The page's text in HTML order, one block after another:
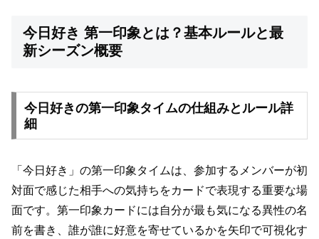
今日好き 第一印象とは？基本ルールと最
新シーズン概要
今日好きの第一印象タイムの仕組みとルール詳
細
「今日好き」の第一印象タイムは、参加するメンバーが初
対面で感じた相手への気持ちをカードで表現する重要な場
面です。第一印象カードには自分が最も気になる異性の名
前を書き、誰が誰に好意を寄せているかを矢印で可視化す